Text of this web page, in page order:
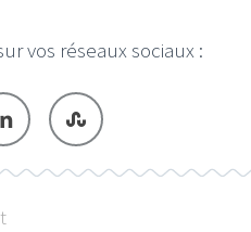
vos réseaux sociaux :